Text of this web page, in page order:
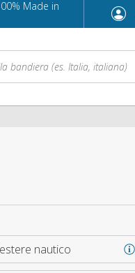
Made in
Accedi
nautico